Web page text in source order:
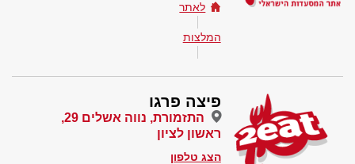
לאתר
המלצות
פיצה פרגו
התזמורת, נווה אשלים 29,
ראשון לציון
הצג טלפון